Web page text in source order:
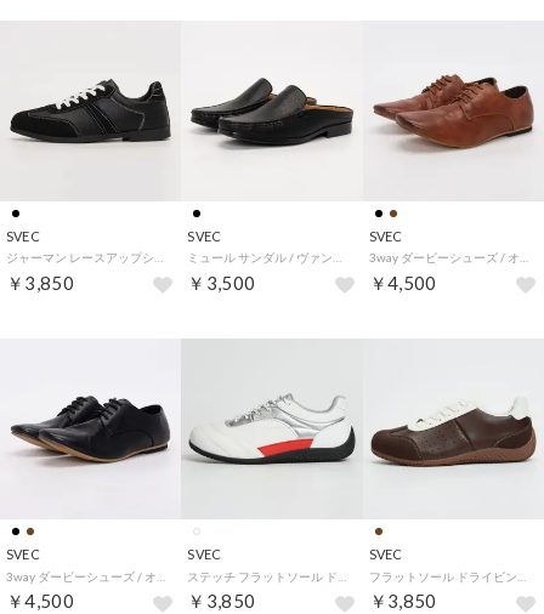
SVEC
￥3,850
SVEC
￥3,500
SVEC
￥4,500
SVEC
￥4,500
SVEC
￥3,850
SVEC
￥3,850